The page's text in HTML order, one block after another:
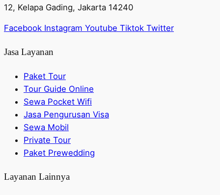
12, Kelapa Gading, Jakarta 14240
Facebook Instagram Youtube Tiktok Twitter
Jasa Layanan
Paket Tour
Tour Guide Online
Sewa Pocket Wifi
Jasa Pengurusan Visa
Sewa Mobil
Private Tour
Paket Prewedding
Layanan Lainnya